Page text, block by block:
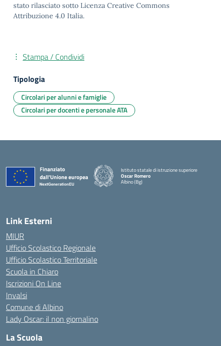
stato rilasciato sotto Licenza Creative Commons
Attribuzione 4.0 Italia.
Stampa / Condividi
Tipologia
Circolari per alunni e famiglie
Circolari per docenti e personale ATA
Istituto statale di istruzione superiore
Oscar Romero
Albino (Bg)
Link Esterni
MIUR
Ufficio Scolastico Regionale
Ufficio Scolastico Territoriale
Scuola in Chiaro
Iscrizioni On Line
Invalsi
Comune di Albino
Lady Oscar: il non giornalino
La Scuola